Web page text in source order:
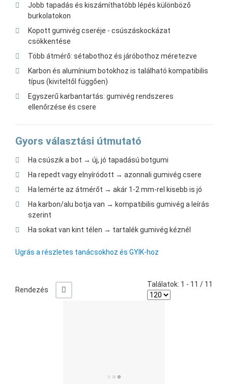
Jobb tapadás és kiszámíthatóbb lépés különböző
burkolatokon
Kopott gumivég cseréje - csúszáskockázat
csökkentése
Több átmérő: sétabothoz és járóbothoz méretezve
Karbon és alumínium botokhoz is található kompatibilis
típus (kiviteltől függően)
Egyszerű karbantartás: gumivég rendszeres
ellenőrzése és csere
Gyors választási útmutató
Ha csúszik a bot → új, jó tapadású botgumi
Ha repedt vagy elnyíródott → azonnali gumivég csere
Ha lemérte az átmérőt → akár 1-2 mm-rel kisebb is jó
Ha karbon/alu botja van → kompatibilis gumivég a leírás
szerint
Ha sokat van kint télen → tartalék gumivég kéznél
Ugrás a részletes tanácsokhoz és GYIK-hoz
Rendezés +/-
Találatok: 1 - 11 / 11